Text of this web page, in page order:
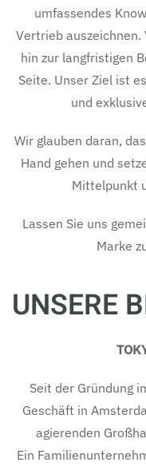
umfassendes
Vertrieb auszeichnen.
hin zur langfristigen
Seite. Unser Ziel ist
und
Wir glauben daran,
Hand gehen und
Mittelpunkt
Lassen Sie uns
Marke
UNSERE
Seit der Gründung
Geschäft in
agierenden
Ein